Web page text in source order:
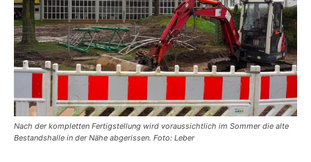
Nach der kompletten Fertigstellung wird voraussichtlich im Sommer die alte
Bestandshalle in der Nähe abgerissen. Foto: Leber